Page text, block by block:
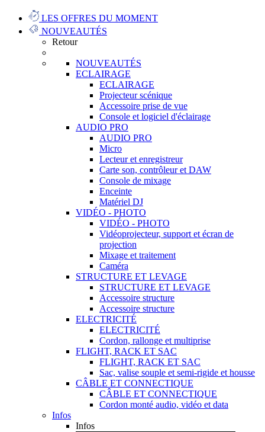
LES OFFRES DU MOMENT
NOUVEAUTÉS
Retour
NOUVEAUTÉS
ECLAIRAGE
ECLAIRAGE
Projecteur scénique
Accessoire prise de vue
Console et logiciel d'éclairage
AUDIO PRO
AUDIO PRO
Micro
Lecteur et enregistreur
Carte son, contrôleur et DAW
Console de mixage
Enceinte
Matériel DJ
VIDÉO - PHOTO
VIDÉO - PHOTO
Vidéoprojecteur, support et écran de
projection
Mixage et traitement
Caméra
STRUCTURE ET LEVAGE
STRUCTURE ET LEVAGE
Accessoire structure
Accessoire structure
ELECTRICITÉ
ELECTRICITÉ
Cordon, rallonge et multiprise
FLIGHT, RACK ET SAC
FLIGHT, RACK ET SAC
Sac, valise souple et semi-rigide et housse
CÂBLE ET CONNECTIQUE
CÂBLE ET CONNECTIQUE
Cordon monté audio, vidéo et data
Infos
Infos